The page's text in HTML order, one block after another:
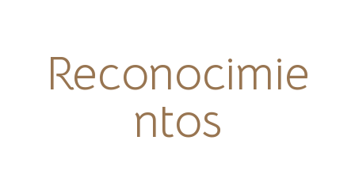
Reconocimie
ntos